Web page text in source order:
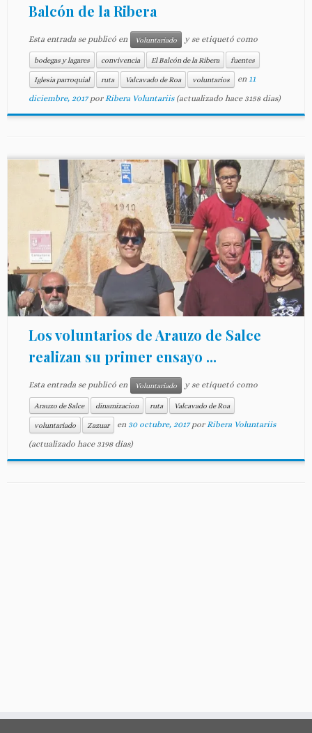
Balcón de la Ribera
Esta entrada se publicó en Voluntariado y se etiquetó como
bodegas y lagares convivencia El Balcón de la Ribera fuentes
Iglesia parroquial ruta Valcavado de Roa voluntarios en 11
diciembre, 2017 porRibera Voluntariis(actualizado hace 3158 dias)
Los voluntarios de Arauzo de Salce
realizan su primer ensayo ...
Esta entrada se publicó en Voluntariado y se etiquetó como
Arauzo de Salce dinamizacion ruta Valcavado de Roa
voluntariado Zazuar en 30 octubre, 2017 por Ribera Voluntariis
(actualizado hace 3198 dias)